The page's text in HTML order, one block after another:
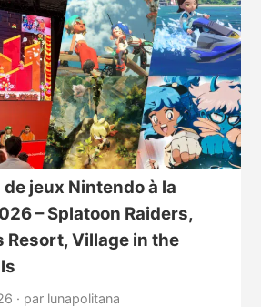
jeux Nintendo à la
– Splatoon Raiders,
Resort, Village in the
· par lunapolitana